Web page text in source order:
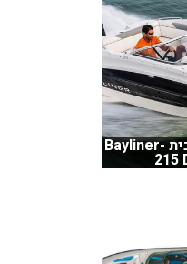
סירת דייג ספורטיבית Bayliner-
215